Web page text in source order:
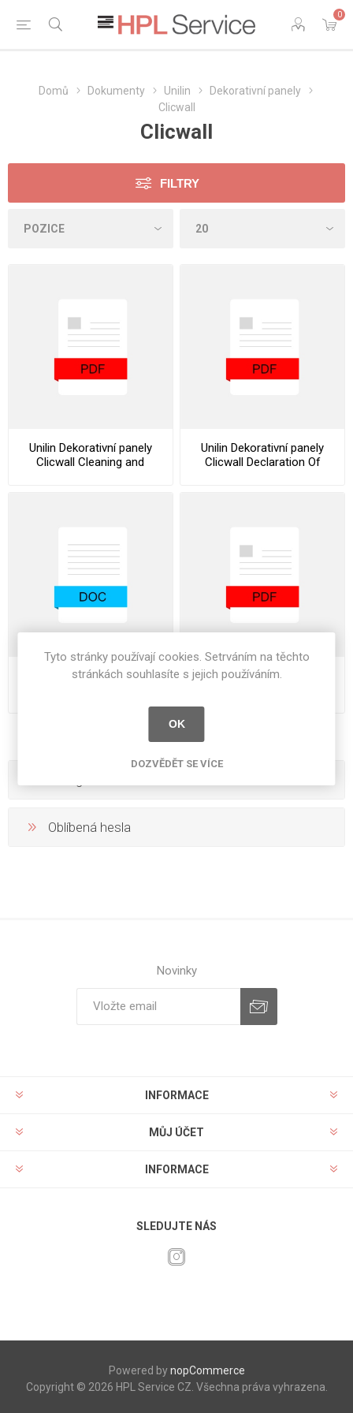
0
Domů Dokumenty Unilin
Dekorativní panely
Clicwall
Clicwall
FILTRY
Unilin Dekorativní panely
Clicwall Cleaning and
Unilin Dekorativní panely
Clicwall Declaration Of
Unilin Dekorativní panely
Unilin Dekorativní panely
Oblíbená hesla
Novinky
INFORMACE
MŮJ ÚČET
INFORMACE
SLEDUJTE NÁS
Powered bynopCommerce
Copyright © 2026 HPL Service CZ. Všechna práva vyhrazena.
Tyto stránky používají cookies. Setrváním na těchto
stránkách souhlasíte s jejich používáním.
OK
DOZVĚDĚT SE VÍCE